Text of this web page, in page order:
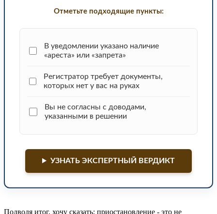
Отметьте подходящие пункты:
В уведомлении указано наличие
«ареста» или «запрета»
Регистратор требует документы,
которых нет у вас на руках
Вы не согласны с доводами,
указанными в решении
УЗНАТЬ ЭКСПЕРТНЫЙ ВЕРДИКТ
Подводя итог, хочу сказать: приостановление - это не